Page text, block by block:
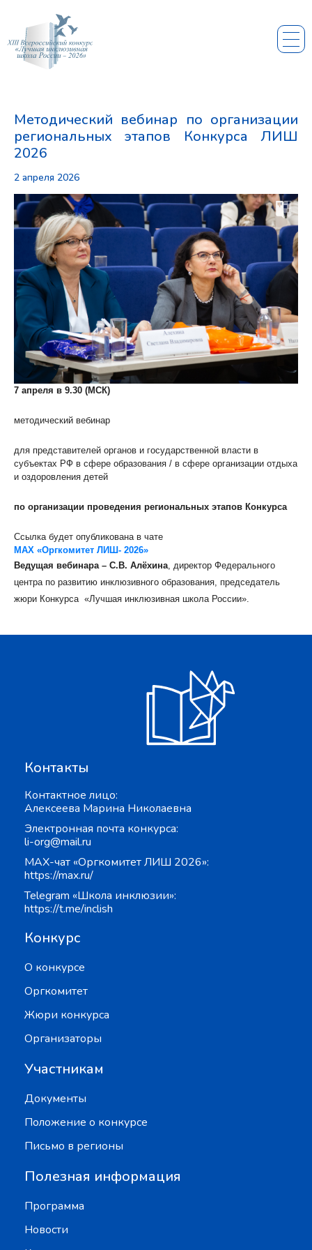
Методический вебинар по организации
региональных этапов Конкурса ЛИШ
2026
2 апреля 2026
7 апреля в 9.30 (МСК)
методический вебинар
для представителей органов и государственной власти в
субъектах РФ в сфере образования / в сфере организации отдыха
и оздоровления детей
по организации проведения региональных этапов Конкурса
Ссылка будет опубликована в чате
MAX «Оргкомитет ЛИШ- 2026»
Ведущая вебинара – С.В. Алёхина , директор Федерального
центра по развитию инклюзивного образования, председатель
жюри Конкурса «Лучшая инклюзивная школа России».
Контакты
Контактное лицо:
Алексеева Марина Николаевна
Электронная почта конкурса:
li-org@mail.ru
MAX-чат «Оргкомитет ЛИШ 2026»:
https://max.ru/
Telegram «Школа инклюзии»:
https://t.me/inclish
Конкурс
О конкурсе
Оргкомитет
Жюри конкурса
Организаторы
Участникам
Документы
Положение о конкурсе
Письмо в регионы
Полезная информация
Программа
Новости